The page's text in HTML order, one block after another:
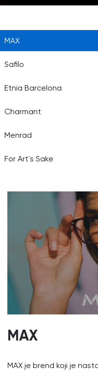
MAX
Safilo
Etnia Barcelona
Charmant
Menrad
For Art`s Sake
MAX
MAX je brend koji je